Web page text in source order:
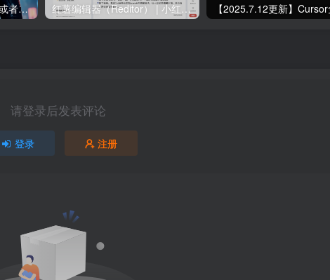
如何无限拥有可灵文生图或者图生视频的次数？ 红薯编辑器（Reditor） | 小红书AI编辑器 小红书违禁词检测 小红书文案生成一站式工具
请登录后发表评论
登录 注册